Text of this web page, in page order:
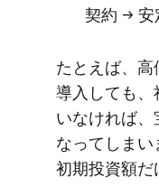
契約 → 安
た​とえば、​高
導入しても、​
いなければ、​
なってしまい
初期投資額だ